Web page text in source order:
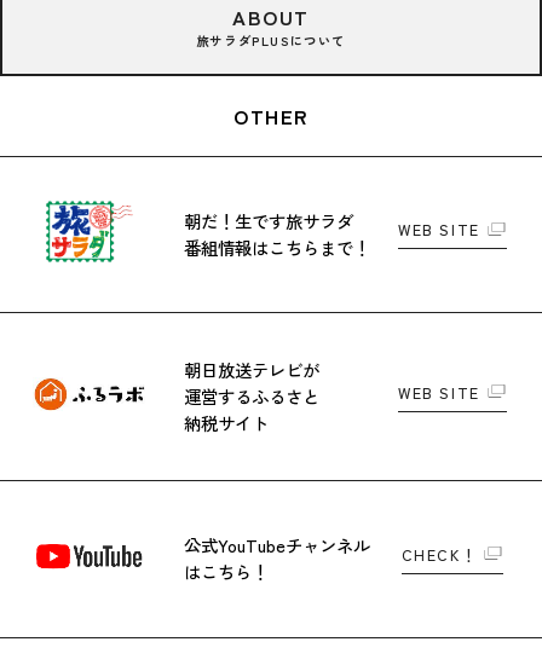
ABOUT
旅サラダPLUSについて
OTHER
朝だ！生です旅サラダ
番組情報はこちらまで！
WEB SITE
朝日放送テレビが
運営するふるさと
納税サイト
WEB SITE
公式YouTubeチャンネル
はこちら！
CHECK！